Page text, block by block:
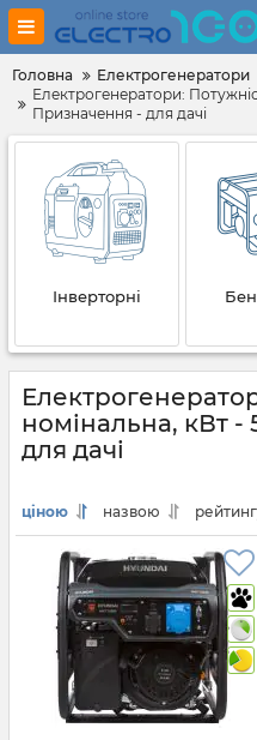
Головна
Електрогенератори
Електрогенератори:
Призначення - для дачі
Інверторні
номінальна, кВт -
для дачі
ціною назвою